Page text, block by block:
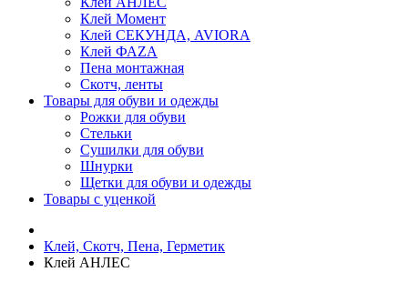
Клей Момент
Клей СЕКУНДА, AVIORA
Клей ФАZА
Пена монтажная
Скотч, ленты
Товары для обуви и одежды
Рожки для обуви
Стельки
Сушилки для обуви
Шнурки
Щетки для обуви и одежды
Товары с уценкой
Клей, Скотч, Пена, Герметик
Клей АНЛЕС